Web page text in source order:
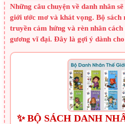
Những câu chuyện về danh nhân
giới ước mơ và khát vọng. Bộ sách
truyền cảm hứng và rèn nhân cách
gương vĩ đại. Đây là gợi ý dành
✨ BỘ SÁCH DANH